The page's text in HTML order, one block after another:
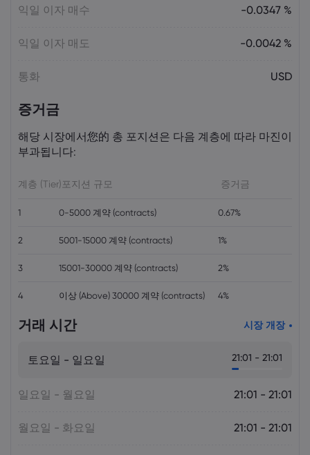
AI 주식 및 투자 기회: 투자하기 가장 좋은
23,500 부근에서 고전하는 이유 |
익일 이자 매수 -0.0347 %
익일 이자 매도 -0.0042 %
통화 USD
증거금
해당 시장에서您的 총 포지션은 다음 계층에 따라 마진이
부과됩니다:
계층 (Tier)포지션 규모 증거금
1 0-5000 계약 (contracts) 0.67%
2 5001-15000 계약 (contracts) 1%
3 15001-30000 계약 (contracts) 2%
4 이상 (Above) 30000 계약 (contracts) 4%
거래 시간 시장 개장
토요일 - 일요일 21:01 - 21:01
일요일 - 월요일 21:01 - 21:01
월요일 - 화요일 21:01 - 21:01